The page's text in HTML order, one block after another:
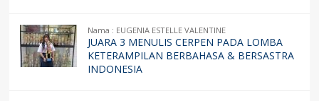
Nama : EUGENIA ESTELLE VALENTINE
JUARA 3 MENULIS CERPEN PADA LOMBA
KETERAMPILAN BERBAHASA & BERSASTRA
INDONESIA